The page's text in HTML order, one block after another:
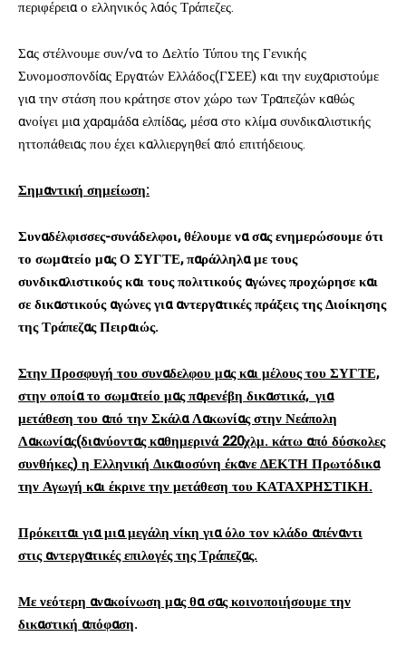
περιφέρεια ο ελληνικός λαός Τράπεζες.
Σας στέλνουμε συν/να το Δελτίο Τύπου της Γενικής
Συνομοσπονδίας Εργατών Ελλάδος(ΓΣΕΕ) και την ευχαριστούμε
για την στάση που κράτησε στον χώρο των Τραπεζών καθώς
ανοίγει μια χαραμάδα ελπίδας, μέσα στο κλίμα συνδικαλιστικής
ηττοπάθειας που έχει καλλιεργηθεί από επιτήδειους.
Σημαντική σημείωση:
Συναδέλφισσες-συνάδελφοι, θέλουμε να σας ενημερώσουμε ότι
το σωματείο μας Ο ΣΥΓΤΕ, παράλληλα με τους
συνδικαλιστικούς και τους πολιτικούς αγώνες προχώρησε και
σε δικαστικούς αγώνες για αντεργατικές πράξεις της Διοίκησης
της Τράπεζας Πειραιώς.
Στην Προσφυγή του συναδελφου μας και μέλους του ΣΥΓΤΕ,
στην οποία το σωματείο μας παρενέβη δικαστικά, για
μετάθεση του από την Σκάλα Λακωνίας στην Νεάπολη
Λακωνίας(διανύοντας καθημερινά 220χλμ. κάτω από δύσκολες
συνθήκες) η Ελληνική Δικαιοσύνη έκανε ΔΕΚΤΗ Πρωτόδικα
την Αγωγή και έκρινε την μετάθεση του ΚΑΤΑΧΡΗΣΤΙΚΗ.
Πρόκειται για μια μεγάλη νίκη για όλο τον κλάδο απέναντι
στις αντεργατικές επιλογές της Τράπεζας.
Με νεότερη ανακοίνωση μας θα σας κοινοποιήσουμε την
δικαστική απόφαση.